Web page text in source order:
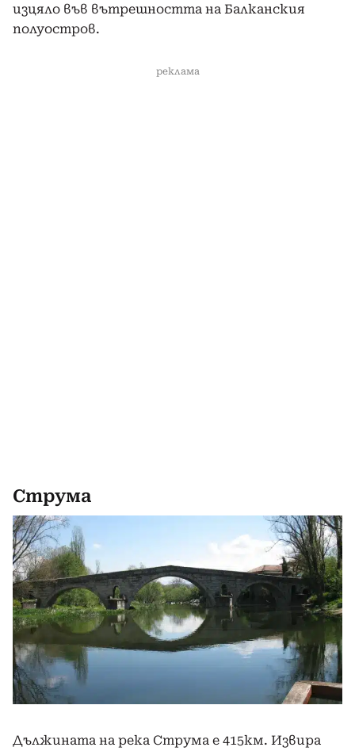
изцяло във вътрешността на Балканския
полуостров.
реклама
Струма
Дължината на река Струма е 415км. Извира